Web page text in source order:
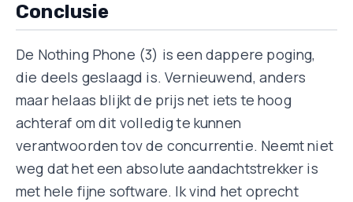
Conclusie
De Nothing Phone (3) is een dappere poging,
die deels geslaagd is. Vernieuwend, anders
maar helaas blijkt de prijs net iets te hoog
achteraf om dit volledig te kunnen
verantwoorden tov de concurrentie. Neemt niet
weg dat het een absolute aandachtstrekker is
met hele fijne software. Ik vind het oprecht